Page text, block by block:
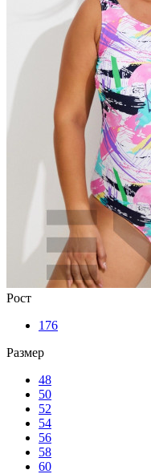
Рост
176
Размер
48
50
52
54
56
58
60